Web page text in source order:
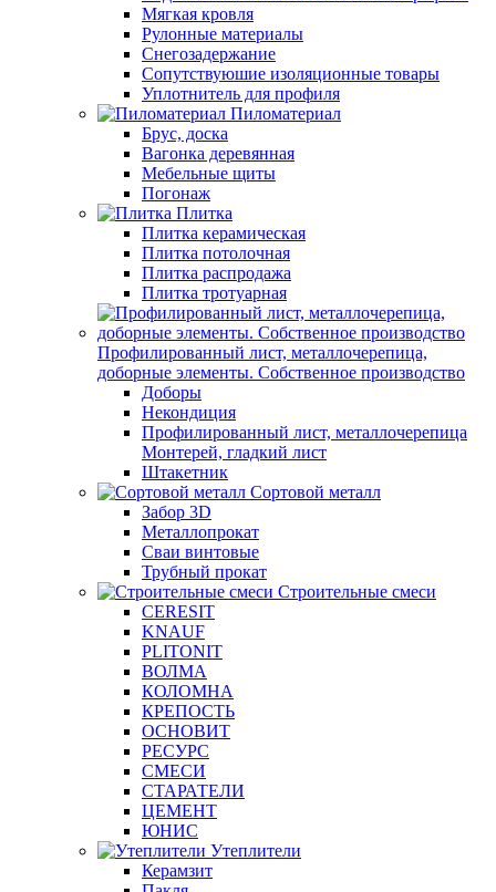
Мягкая кровля
Рулонные материалы
Снегозадержание
Сопутствуюшие изоляционные товары
Уплотнитель для профиля
Пиломатериал
Брус, доска
Вагонка деревянная
Мебельные щиты
Погонаж
Плитка
Плитка керамическая
Плитка потолочная
Плитка распродажа
Плитка тротуарная
Профилированный лист, металлочерепица,
доборные элементы. Собственное производство
Доборы
Некондиция
Профилированный лист, металлочерепица
Монтерей, гладкий лист
Штакетник
Сортовой металл
Забор 3D
Металлопрокат
Сваи винтовые
Трубный прокат
Строительные смеси
CERESIT
KNAUF
PLITONIT
ВОЛМА
КОЛОМНА
КРЕПОСТЬ
ОСНОВИТ
РЕСУРС
СМЕСИ
СТАРАТЕЛИ
ЦЕМЕНТ
ЮНИС
Утеплители
Керамзит